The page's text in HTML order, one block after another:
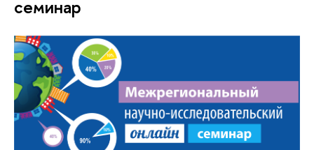
семинар